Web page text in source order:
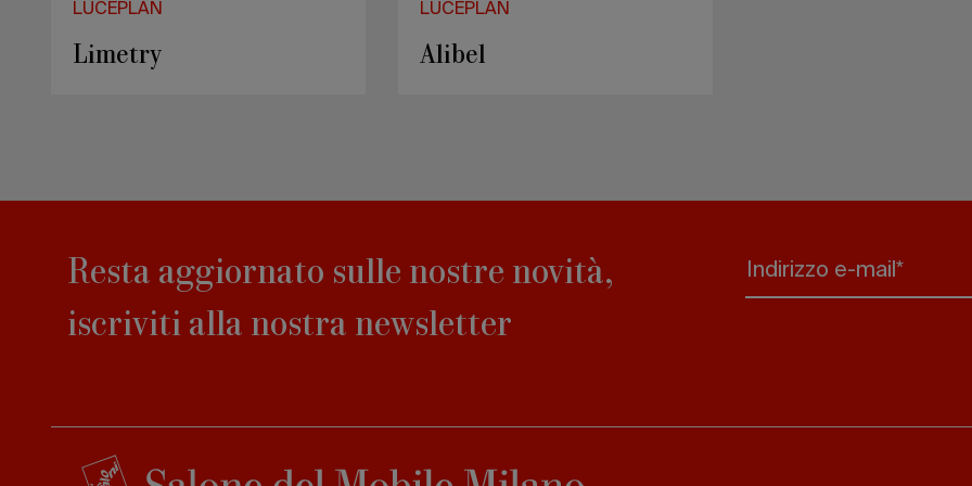
LUCEPLAN
Limetry
LUCEPLAN
Alibel
Resta aggiornato sulle nostre novità,
iscriviti alla nostra newsletter
Indirizzo e-mail*